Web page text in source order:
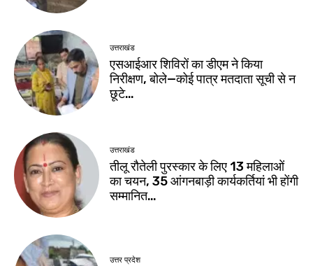
उत्तराखंड
एसआईआर शिविरों का डीएम ने किया
निरीक्षण, बोले—कोई पात्र मतदाता सूची से न
छूटे…
उत्तराखंड
तीलू रौतेली पुरस्कार के लिए 13 महिलाओं
का चयन, 35 आंगनबाड़ी कार्यकर्तियां भी होंगी
सम्मानित…
उत्तर प्रदेश